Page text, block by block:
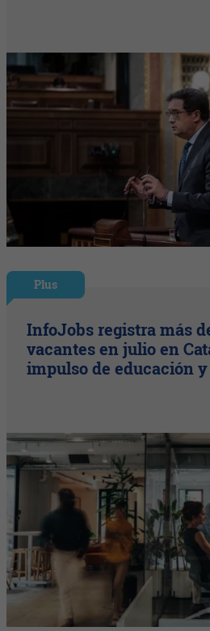
Plus
InfoJobs registra más
vacantes en julio en
impulso de educación